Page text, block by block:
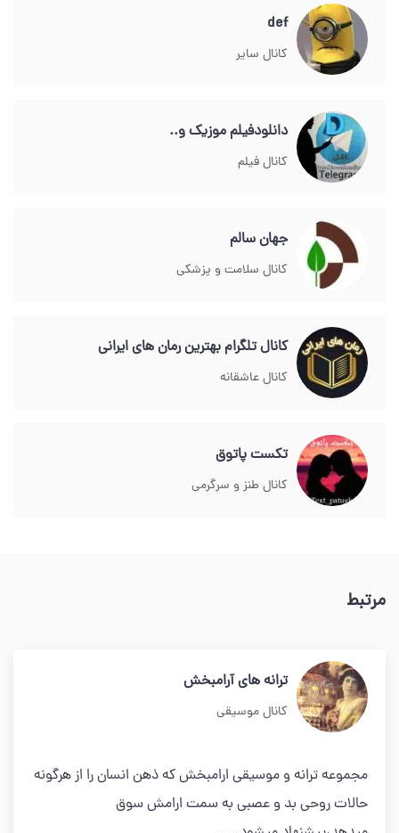
def
کانال سایر
دانلودفیلم موزیک و..
کانال فیلم
جهان سالم
کانال سلامت و پزشکی
کانال تلگرام بهترین رمان های ایرانی
کانال عاشقانه
تکست پاتوق
کانال طنز و سرگرمی
مرتبط
ترانه های آرامبخش
کانال موسیقی
مجموعه ترانه و موسیقی ارامبخش که ذهن انسان را از هرگونه
حالات روحی بد و عصبی به سمت ارامش سوق